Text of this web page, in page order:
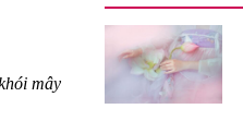
mây